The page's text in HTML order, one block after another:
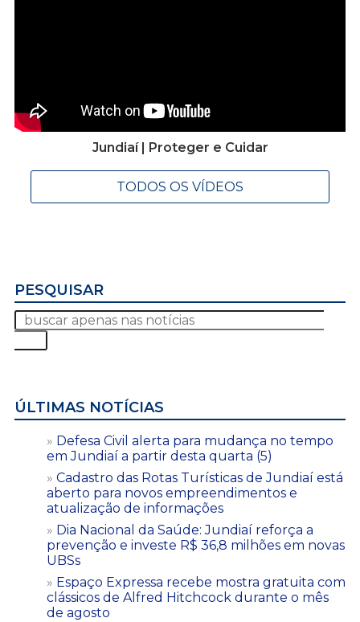
Jundiaí | Proteger e Cuidar
TODOS OS VÍDEOS
PESQUISAR
ÚLTIMAS NOTÍCIAS
Defesa Civil alerta para mudança no tempo
em Jundiaí a partir desta quarta (5)
Cadastro das Rotas Turísticas de Jundiaí está
aberto para novos empreendimentos e
atualização de informações
Dia Nacional da Saúde: Jundiaí reforça a
prevenção e investe R$ 36,8 milhões em novas
UBSs
Espaço Expressa recebe mostra gratuita com
clássicos de Alfred Hitchcock durante o mês
de agosto